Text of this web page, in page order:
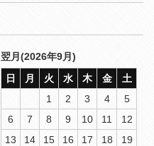
翌月(2026年9月)
日
月 火 水 木 金
土
1
2 3 4
5
6
7 8 9 10 11
12
13
14 15 16 17 18
19